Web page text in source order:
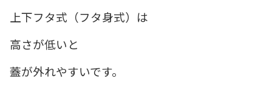
上下フタ式（フタ身式）は
高さが低いと
蓋が外れやすいです。